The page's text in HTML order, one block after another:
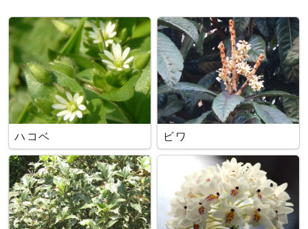
ハコベ ビワ